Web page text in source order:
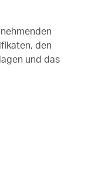
den
und das